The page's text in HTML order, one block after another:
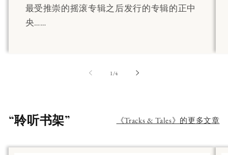
最受推崇的摇滚专辑之后发行的专辑的正中
央……
1 /第
4
“聆听书架” 《Tracks & Tales》的更多文章